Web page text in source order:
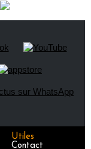
Utiles
Contact